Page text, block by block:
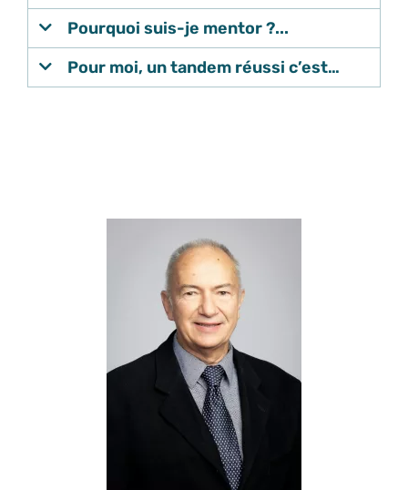
Pourquoi suis-je mentor ?...
Pour moi, un tandem réussi c’est…